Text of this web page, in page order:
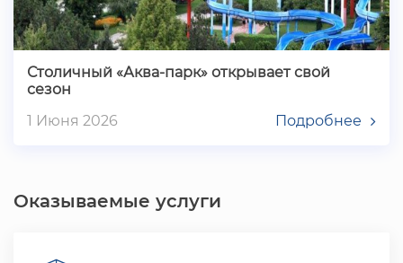
Столичный «Аква-парк» открывает свой
сезон
1 Июня 2026
Подробнее
Оказываемые услуги